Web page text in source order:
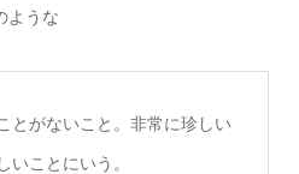
ような
とがないこと。非常に珍しい
いことにいう。